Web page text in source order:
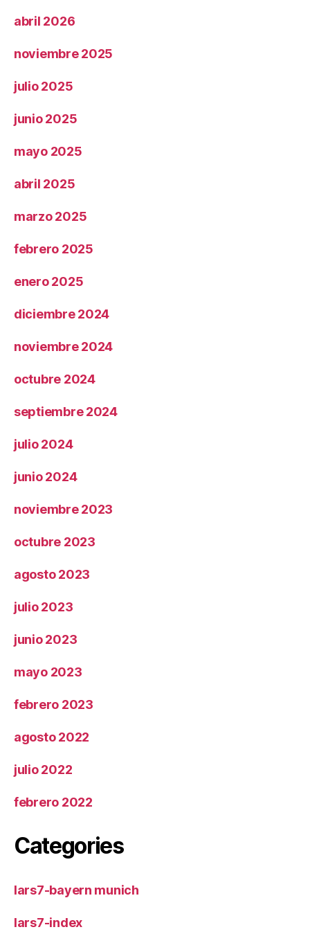
abril 2026
noviembre 2025
julio 2025
junio 2025
mayo 2025
abril 2025
marzo 2025
febrero 2025
enero 2025
diciembre 2024
noviembre 2024
octubre 2024
septiembre 2024
julio 2024
junio 2024
noviembre 2023
octubre 2023
agosto 2023
julio 2023
junio 2023
mayo 2023
febrero 2023
agosto 2022
julio 2022
febrero 2022
Categories
lars7-bayern munich
lars7-index